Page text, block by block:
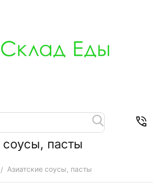
соусы, пасты
/ Азиатские соусы, пасты